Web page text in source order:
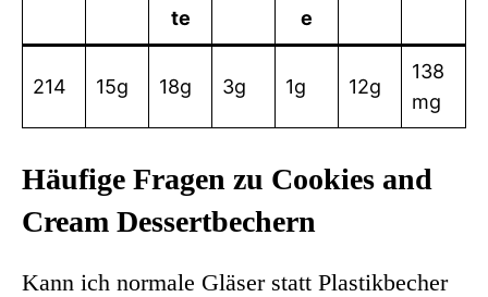
te
e
214 15g 18g 3g 1g 12g
138
mg
Häufige Fragen zu Cookies and
Cream Dessertbechern
Kann ich normale Gläser statt Plastikbecher